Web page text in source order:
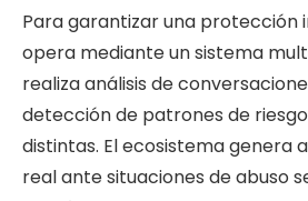
Para garantizar una protección
opera mediante un sistema
realiza análisis de
detección de patrones de
distintas. El ecosistema genera
real ante situaciones de abuso